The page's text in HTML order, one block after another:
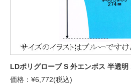
LDポリグローブ S 外エンボス 半透明
価格：¥6,772(税込)